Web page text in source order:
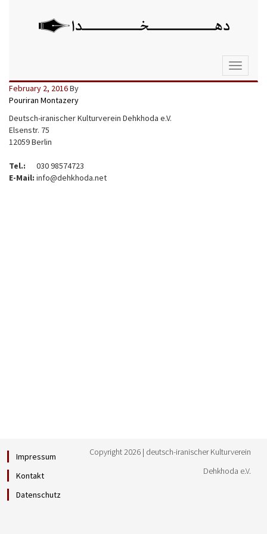
Toggle
February 2, 2016By
Pouriran Montazery
Deutsch-iranischer Kulturverein Dehkhoda e.V.
Elsenstr. 75
12059 Berlin
Tel.: 030 98574723
E-Mail: info@dehkhoda.net
Impressum
Kontakt
Datenschutz
Copyright 2026 | deutsch-iranischer Kulturverein
Dehkhoda e.V.